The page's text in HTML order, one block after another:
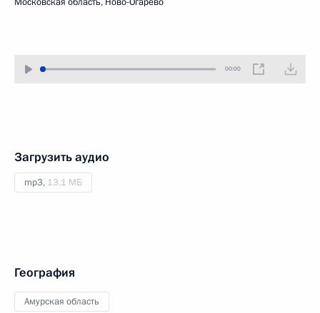
00:00
Загрузить аудио
mp3, 13.1 МБ
География
Амурская область